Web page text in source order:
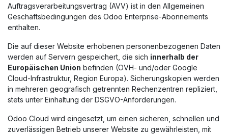
Auftragsverarbeitungsvertrag (AVV) ist in den Allgemeinen
Geschäftsbedingungen des Odoo Enterprise-Abonnements
enthalten.
Die auf dieser Website erhobenen personenbezogenen Daten
werden auf Servern gespeichert, die sich innerhalb der
Europäischen Union befinden (OVH- und/oder Google
Cloud-Infrastruktur, Region Europa). Sicherungskopien werden
in mehreren geografisch getrennten Rechenzentren repliziert,
stets unter Einhaltung der DSGVO-Anforderungen.
Odoo Cloud wird eingesetzt, um einen sicheren, schnellen und
zuverlässigen Betrieb unserer Website zu gewährleisten, mit